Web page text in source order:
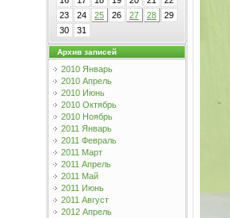
23
24 25 26 27 28
29
30
31
Архив записей
2010 Январь
2010 Апрель
2010 Июнь
2010 Октябрь
2010 Ноябрь
2011 Январь
2011 Февраль
2011 Март
2011 Апрель
2011 Май
2011 Июнь
2011 Август
2012 Апрель